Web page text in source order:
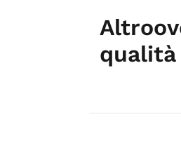
qualità